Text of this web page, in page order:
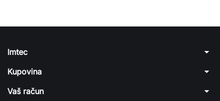
Imtec arrow_drop_down
Kupovina arrow_drop_down
Vaš račun arrow_drop_down